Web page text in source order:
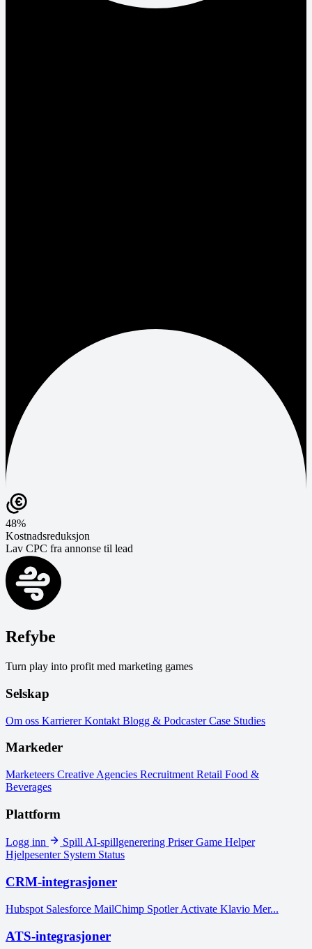
48%
Kostnadsreduksjon
Lav CPC fra annonse til lead
Refybe
Turn play into profit med marketing games
Selskap
Om oss KarriererKontakt Blogg & PodcasterCase Studies
Markeder
Marketeers Creative Agencies Recruitment Retail Food &
Beverages
Plattform
Logg inn SpillAI-spillgenerering PriserGame Helper
Hjelpesenter System Status
CRM-integrasjoner
Hubspot Salesforce MailChimp Spotler Activate Klavio Mer...
ATS-integrasjoner